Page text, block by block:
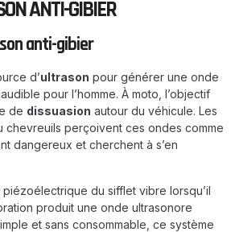
ANTI-GIBIER
anti-gibier
d’ultrason pour générer une onde
pour l’homme. À moto, l’objectif
de dissuasion autour du véhicule. Les
chevreuils perçoivent ces ondes comme
dangereux et cherchent à s’en
piézoélectrique du sifflet vibre lorsqu’il
produit une onde ultrasonore
et sans consommable, ce système